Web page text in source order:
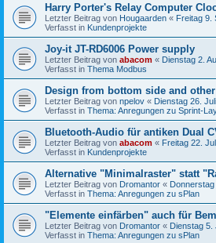
Harry Porter's Relay Computer
Letzter Beitrag von Hougaarden « Freitag 9.
Verfasst in Kundenprojekte
Joy-it JT-RD6006 Power supply
Letzter Beitrag von abacom « Dienstag 2.
Verfasst in Thema Modbus
Design from bottom side and
Letzter Beitrag von npelov « Dienstag 26.
Verfasst in Thema: Anregungen zu Sprint-
Bluetooth-Audio für antiken Dual
Letzter Beitrag von abacom « Freitag 22.
Verfasst in Kundenprojekte
Alternative "Minimalraster" statt
Letzter Beitrag von Dromantor «
Verfasst in Thema: Anregungen zu sPlan
"Elemente einfärben" auch für
Letzter Beitrag von Dromantor « Dienstag 5.
Verfasst in Thema: Anregungen zu sPlan